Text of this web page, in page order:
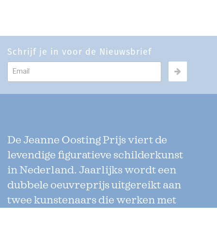
Schrijf je in voor de Nieuwsbrief
De Jeanne Oosting Prijs viert de
levendige figuratieve schilderkunst
in Nederland. Jaarlijks wordt een
dubbele oeuvreprijs uitgereikt aan
twee kunstenaars die werken met